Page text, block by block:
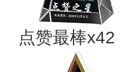
点赞最棒x42